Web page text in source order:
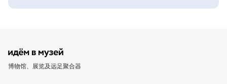
博物馆、展览及远足聚合器